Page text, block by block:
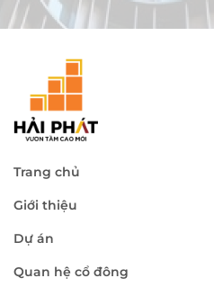
Trang chủ
Giới thiệu
Dự án
Quan hệ cổ đông